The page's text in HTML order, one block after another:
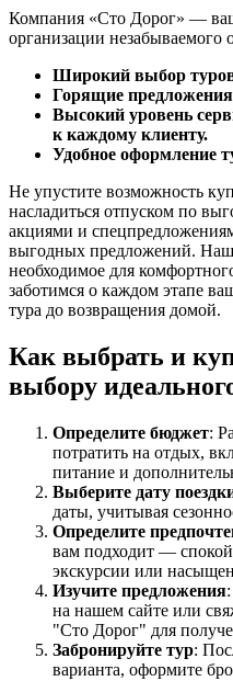
Компания «Сто Дорог» —
организации незабываемого
Широкий выбор
Горящие
Высокий уровень
к каждому клиенту.
Удобное оформление
Не упустите возможность
насладиться отпуском по
акциями и
выгодных предложений.
необходимое для
заботимся о каждом этапе
тура до возвращения домой.
Как выбрать и
выбору
Определите бюджет:
потратить на отдых,
питание и
Выберите дату
даты, учитывая
Определите
вам подходит —
экскурсии или
Изучите предложения
на нашем сайте или
"Сто Дорог" для
Забронируйте тур:
варианта, оформите